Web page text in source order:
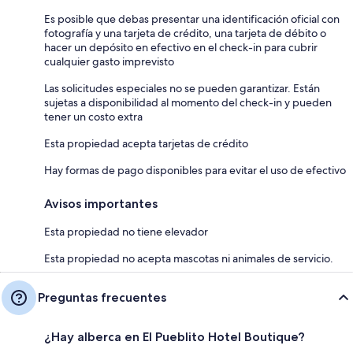
Es posible que debas presentar una identificación oficial con
fotografía y una tarjeta de crédito, una tarjeta de débito o
hacer un depósito en efectivo en el check-in para cubrir
cualquier gasto imprevisto
Las solicitudes especiales no se pueden garantizar. Están
sujetas a disponibilidad al momento del check-in y pueden
tener un costo extra
Esta propiedad acepta tarjetas de crédito
Hay formas de pago disponibles para evitar el uso de efectivo
Avisos importantes
Esta propiedad no tiene elevador
Esta propiedad no acepta mascotas ni animales de servicio.
Preguntas frecuentes
¿Hay alberca en El Pueblito Hotel Boutique?